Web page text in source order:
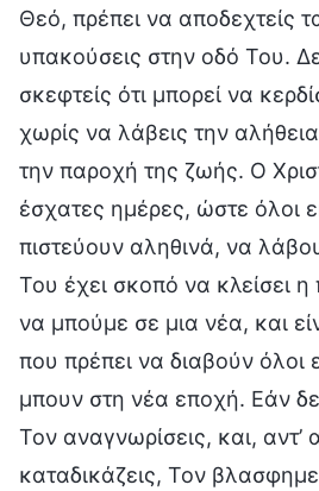
Θεό, πρέπει να αποδεχτείς
υπακούσεις στην οδό Του.
σκεφτείς ότι μπορεί να
χωρίς να λάβεις την
την παροχή της ζωής. Ο
έσχατες ημέρες, ώστε όλοι
πιστεύουν αληθινά, να
Του έχει σκοπό να κλείσει
να μπούμε σε μια νέα, και
που πρέπει να διαβούν όλοι
μπουν στη νέα εποχή. Εάν
Τον αναγνωρίσεις, και, αντ’
καταδικάζεις, Τον